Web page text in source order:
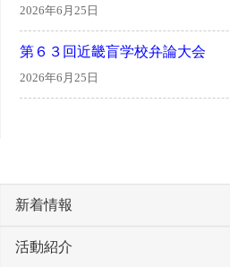
2026年6月25日
第６３回近畿盲学校弁論大会
2026年6月25日
新着情報
活動紹介